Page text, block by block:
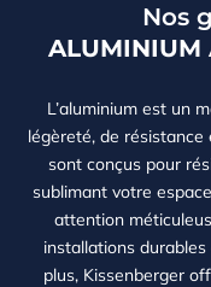
Nos
ALUMINIUM
L’aluminium est un
légèreté, de résistance
sont conçus pour
sublimant votre
attention
installations
plus, Kissenberger